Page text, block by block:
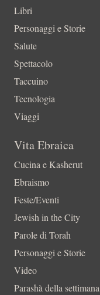
Libri
Personaggi e Storie
Salute
Spettacolo
Taccuino
Tecnologia
Viaggi
Vita Ebraica
Cucina e Kasherut
Ebraismo
Feste/Eventi
Jewish in the City
Parole di Torah
Personaggi e Storie
Video
Parashà della settimana